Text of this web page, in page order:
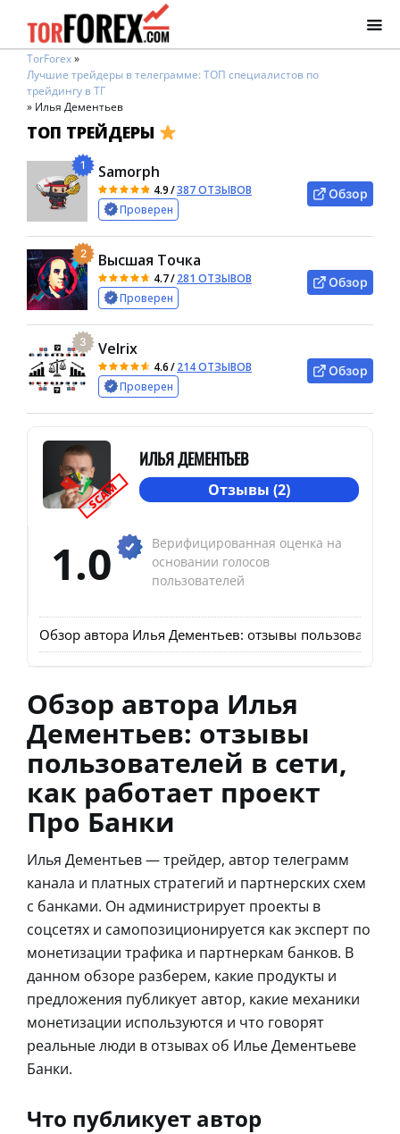
TorForex»
Лучшие трейдеры в телеграмме: ТОП специалистов по
трейдингу в ТГ
» Илья Дементьев
ТОП ТРЕЙДЕРЫ
1 Samorph
4.9/387 ОТЗЫВОВ
Проверен
Обзор
2 Высшая Точка
4.7/281 ОТЗЫВОВ
Проверен
Обзор
3 Velrix
4.6/214 ОТЗЫВОВ
Проверен
Обзор
SCAM
ИЛЬЯ ДЕМЕНТЬЕВ
Отзывы (2)
1.0
Верифицированная оценка на
основании голосов
пользователей
Обзор автора Илья Дементьев: отзывы
Обзор автора Илья
Дементьев: отзывы
пользователей в сети,
как работает проект
Про Банки
Илья Дементьев — трейдер, автор телеграмм
канала и платных стратегий и партнерских схем
с банками. Он администрирует проекты в
соцсетях и самопозиционируется как эксперт по
монетизации трафика и партнеркам банков. В
данном обзоре разберем, какие продукты и
предложения публикует автор, какие механики
монетизации используются и что говорят
реальные люди в отзывах об Илье Дементьеве
Банки.
Что публикует автор